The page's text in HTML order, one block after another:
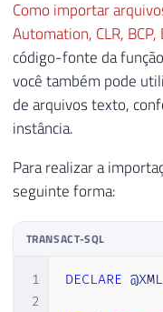
Como importar
Automation, CLR, BCP,
código-fonte da função
você também pode
de arquivos texto,
instância.
Para realizar a
seguinte forma:
TRANSACT-SQL
1
2
DECLARE